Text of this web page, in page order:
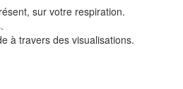
sur votre respiration.
à travers des visualisations.